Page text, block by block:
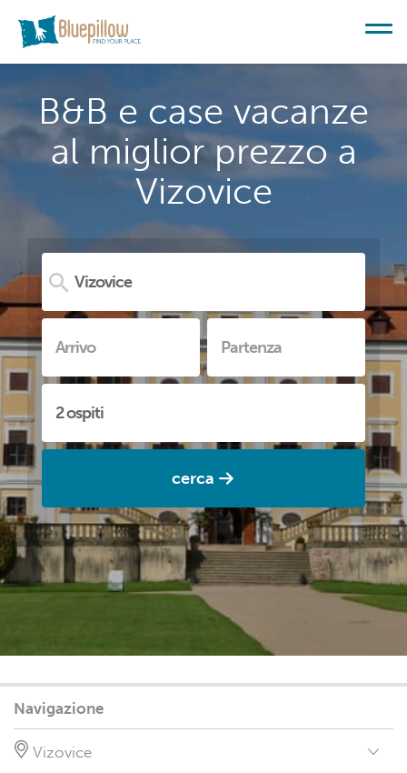
B&B e case vacanze
al miglior prezzo a
Vizovice
cerca
Navigazione
Vizovice